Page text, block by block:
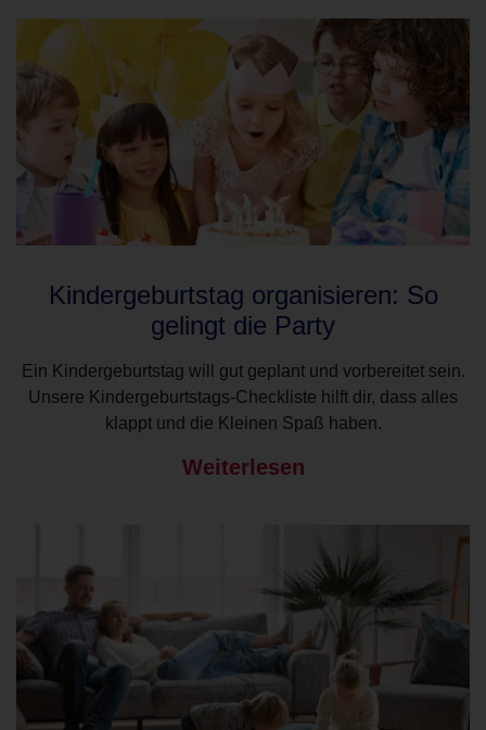
Kindergeburtstag organisieren: So
gelingt die Party
Ein Kindergeburtstag will gut geplant und vorbereitet sein.
Unsere Kindergeburtstags-Checkliste hilft dir, dass alles
klappt und die Kleinen Spaß haben.
Weiterlesen